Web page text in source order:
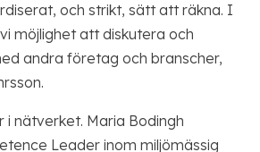
och strikt, sätt att räkna. I
möjlighet att diskutera och
andra företag och branscher,
i nätverket. Maria Bodingh
Leader inom miljömässig